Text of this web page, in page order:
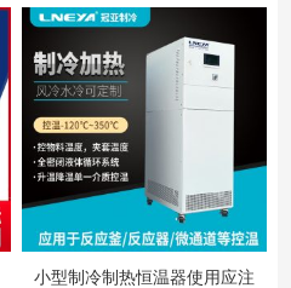
小型制冷制热恒温器使用应注